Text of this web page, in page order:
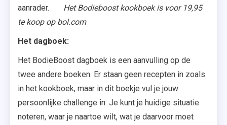
aanrader. Het Bodieboost kookboek is voor 19,95
te koop op bol.com
Het dagboek:
Het BodieBoost dagboek is een aanvulling op de
twee andere boeken. Er staan geen recepten in zoals
in het kookboek, maar in dit boekje vul je jouw
persoonlijke challenge in. Je kunt je huidige situatie
noteren, waar je naartoe wilt, wat je daarvoor moet